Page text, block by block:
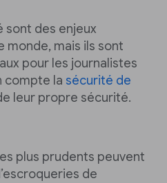
sont des enjeux
mais ils sont
pour les journalistes
compte la sécurité de
leur propre sécurité.
plus prudents peuvent
de